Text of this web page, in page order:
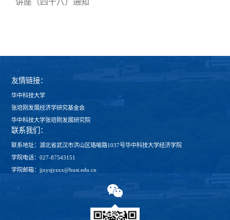
讲座（四十八）通知
友情链接：
华中科技大学
张培刚发展经济学研究基金会
华中科技大学张培刚发展研究院
联系我们：
联系地址：湖北省武汉市洪山区珞喻路1037号华中科技大学经济学院
学院电话：027-87543151
学院邮箱：jjxysjyzxx@hust.edu.cn